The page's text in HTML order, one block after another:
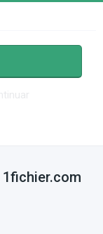
1fichier.com